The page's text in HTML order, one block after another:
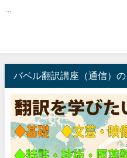
バベル翻訳講座（通信）